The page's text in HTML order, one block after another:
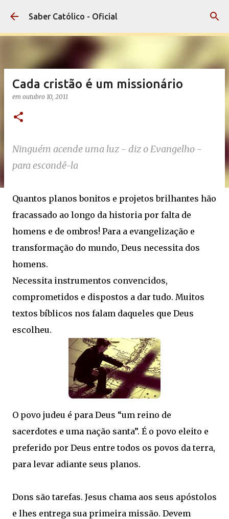
Pular para o conteúdo principal
Saber Católico - Oficial
Cada cristão é um missionário
em outubro 10, 2011
Ninguém acende uma luz - diz o Evangelho -
para escondê-la
Quantos planos bonitos e projetos brilhantes hão
fracassado ao longo da historia por falta de
homens e de ombros! Para a evangelização e
transformação do mundo, Deus necessita dos
homens.
Necessita instrumentos convencidos,
comprometidos e dispostos a dar tudo. Muitos
textos bíblicos nos falam daqueles que Deus
escolheu.
O povo judeu é para Deus “um reino de
sacerdotes e uma nação santa”. É o povo eleito e
preferido por Deus entre todos os povos da terra,
para levar adiante seus planos.
Dons são tarefas. Jesus chama aos seus apóstolos
e lhes entrega sua primeira missão. Devem